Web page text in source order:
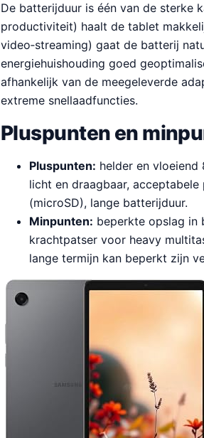
De batterijduur is één van de sterke
productiviteit) haalt de tablet
video‑streaming) gaat de batterij
energiehuishouding goed
afhankelijk van de meegeleverde
extreme snellaadfuncties.
Pluspunten en
Pluspunten: helder en
licht en draagbaar,
(microSD), lange batterijduur.
Minpunten: beperkte opslag in
krachtpatser voor heavy
lange termijn kan beperkt zijn